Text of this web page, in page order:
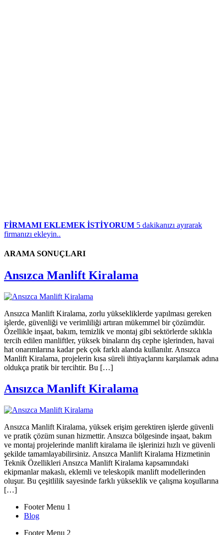
FİRMAMI EKLEMEK İSTİYORUM 5 dakikanızı ayırarak
firmanızı ekleyin..
ARAMA SONUÇLARI
Ansızca Manlift Kiralama
Ansızca Manlift Kiralama, zorlu yüksekliklerde yapılması gereken
işlerde, güvenliği ve verimliliği artıran mükemmel bir çözümdür.
Özellikle inşaat, bakım, temizlik ve montaj gibi sektörlerde sıklıkla
tercih edilen manliftler, yüksek binaların dış cephe işlerinden, havai
hat onarımlarına kadar pek çok farklı alanda kullanılır. Ansızca
Manlift Kiralama, projelerin kısa süreli ihtiyaçlarını karşılamak adına
oldukça pratik bir tercihtir. Bu […]
Ansızca Manlift Kiralama
Ansızca Manlift Kiralama, yüksek erişim gerektiren işlerde güvenli
ve pratik çözüm sunan hizmettir. Ansızca bölgesinde inşaat, bakım
ve montaj projelerinde manlift kiralama ile işlerinizi hızlı ve güvenli
şekilde tamamlayabilirsiniz. Ansızca Manlift Kiralama Hizmetinin
Teknik Özellikleri Ansızca Manlift Kiralama kapsamındaki
ekipmanlar makaslı, eklemli ve teleskopik manlift modellerinden
oluşur. Bu çeşitlilik sayesinde farklı yükseklik ve çalışma koşullarına
[…]
Footer Menu 1
Blog
Footer Menu 2